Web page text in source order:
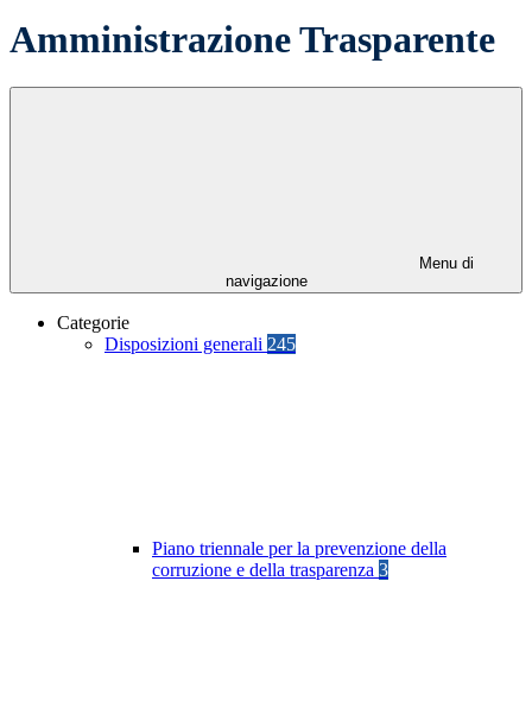
Amministrazione Trasparente
Menu di
navigazione
Categorie
Disposizioni generali 245
Piano triennale per la prevenzione della
corruzione e della trasparenza 3